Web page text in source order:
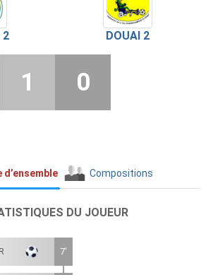
2 DOUAI 2
1 0
d’ensemble Compositions
DU JOUEUR
7'